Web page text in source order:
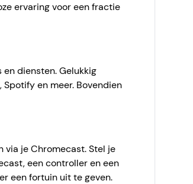
ervaring voor een fractie
diensten. Gelukkig
en meer. Bovendien
via je Chromecast. Stel je
een controller en een
een fortuin uit te geven.